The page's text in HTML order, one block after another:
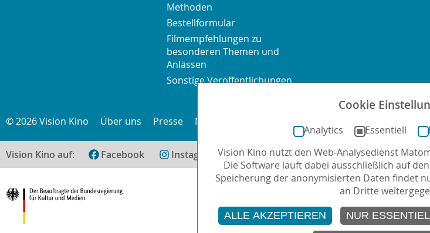
Methoden
Bestellformular
Filmempfehlungen zu
besonderen Themen und
Anlässen
Sonstige Veröffentlichungen
© 2026 Vision Kino Über uns Presse Newsletter
Vision Kino auf: Facebook Instagram teilen mail
Cookie
Analytics Essentiell
Vision Kino nutzt den Web-Analysedienst
Die Software läuft dabei ausschließlich auf
Speicherung der anonymisierten Daten findet
an Dritte
ALLE AKZEPTIEREN NUR